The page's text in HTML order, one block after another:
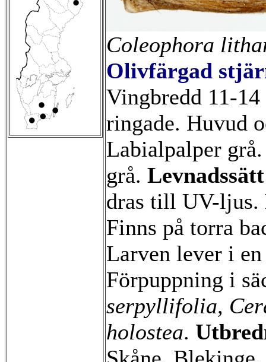
Coleophora
Olivfärgad
Vingbredd 11-
ringade. Huvud
Labialpalper
grå.
dras till UV-ljus.
Finns på torra
Larven lever i
Förpuppning i
serpyllifolia,
holostea.